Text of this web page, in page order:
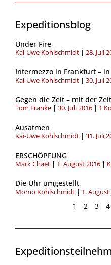
Expeditionsblog
Under Fire
Kai-Uwe Kohlschmidt 28. Juli
Intermezzo in Frankfurt –
Kai-Uwe Kohlschmidt 30. Juli
Gegen die Zeit – mit der Zeit
Tom Franke 30. Juli 2016 1
Ausatmen
Kai-Uwe Kohlschmidt 31. Juli
ERSCHÖPFUNG
Mark Chaet 1. August 2016
Die Uhr umgestellt
Momo Kohlschmidt 1. August
1 2 3 4